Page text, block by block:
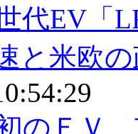
代EV
と米欧
のＥＶ